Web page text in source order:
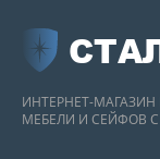
ИНТЕРНЕТ-
МЕБЕЛИ И СЕЙФОВ